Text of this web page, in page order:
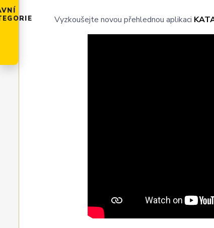
Vyzkoušejte novou přehlednou aplikaci